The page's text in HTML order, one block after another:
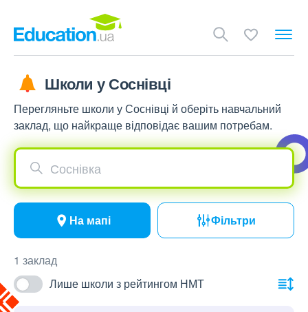
Школи у Соснівці
Перегляньте школи у Соснівці й оберіть навчальний
заклад, що найкраще відповідає вашим потребам.
Соснівка
На мапі Фільтри
1 заклад
Лише школи з рейтингом НМТ